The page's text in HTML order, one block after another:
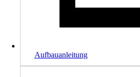
Aufbauanleitung